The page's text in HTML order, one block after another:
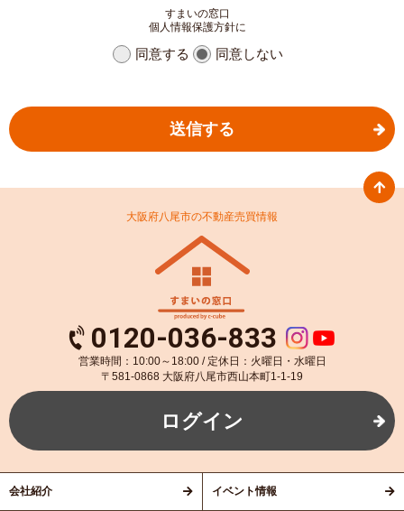
当社は、これらのお客さまの個人情報（以下「お客さま情報」といいま
す。）の適正な保護を重大な責務と認識し、この責務を果たすために、次
(1) お客さま情報に適用される個人情報の保護に関する法律その他の関係
法令を遵守し、適切に取り扱います。また、適宜取扱いの改善に努めま
(2) お客さま情報の取扱いに関する規程を明確にし、従業者に周知徹底し
また、取引先等に対しても適切にお客さま情報を取り扱うように要請しま
(3) お客さま情報の収集に際しては、利用目的を特定して通知または公表
し、その利用目的にしたがってお客さま情報を取り扱います。
(4) お客さま情報の漏洩、紛失、改ざん等を防止するために必要な対策を
(5) 保有するお客さま情報について、お客さま本人からの開示、訂正、削
除、利用停止の依頼を所定の窓口でお受けして、誠意をもって対応いたし
ます。
すまいの窓口
個人情報保護方針に
同意する 同意しない
送信する
大阪府八尾市の不動産売買情報
0120-036-833
営業時間：10:00～18:00 / 定休日：火曜日・水曜日
〒581-0868 大阪府八尾市西山本町1-1-19
ログイン
会社紹介 イベント情報